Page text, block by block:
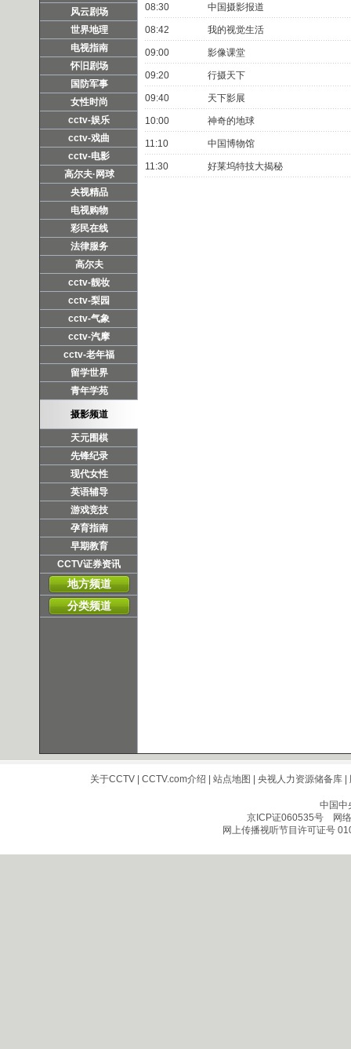
风云剧场
世界地理
电视指南
怀旧剧场
国防军事
女性时尚
cctv-娱乐
cctv-戏曲
cctv-电影
高尔夫·网球
央视精品
电视购物
彩民在线
法律服务
高尔夫
cctv-靓妆
cctv-梨园
cctv-气象
cctv-汽摩
cctv-老年福
留学世界
青年学苑
摄影频道
天元围棋
先锋纪录
现代女性
英语辅导
游戏竞技
孕育指南
早期教育
CCTV证券资讯
地方频道
分类频道
08:30 中国摄影报道
08:42 我的视觉生活
09:00 影像课堂
09:20 行摄天下
09:40 天下影展
10:00 神奇的地球
11:10 中国博物馆
11:30 好莱坞特技大揭秘
关于CCTV| CCTV.com介绍 站点地图 央视人力资源储备库|
中国中
京ICP证060535号网络
网上传播视听节目许可证号